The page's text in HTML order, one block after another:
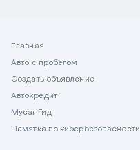
Главная
Авто с пробегом
Создать объявление
Автокредит
Mycar Гид
Памятка по кибербезопасности